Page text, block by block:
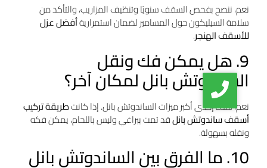
نعم، ننصح بفحص السقف سنويًا وتنظيف المزاريب، والتأكد من
سلامة السيليكون حول المسامير لضمان استمراريةأفضل عزل
للأسقف الهنجر.
9. هل يمكن فك ونقل
الساندوتش بانل لمكان آخر؟
نعم، هذه إحدى أكبر ميزات الساندوتش بانل. إذا كانتطريقة تركيب
أسقف ساندوتش بانلقد تمت ببراغي وليس باللحام، يمكن فكه
ونقله بسهولة.
10. ما الفرق بين الساندوتش بانل